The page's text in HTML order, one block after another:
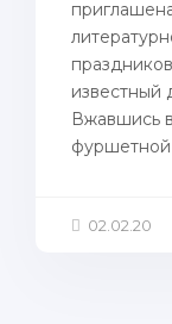
известный
Вжавшись
фуршетной
02.02.20